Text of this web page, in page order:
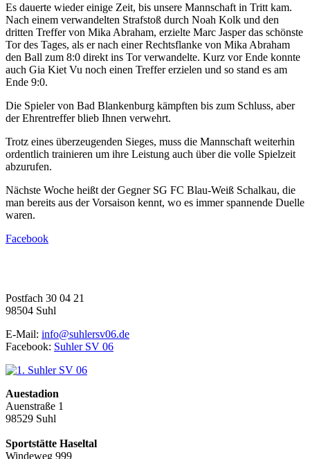
Es dauerte wieder einige Zeit, bis unsere Mannschaft in Tritt kam.
Nach einem verwandelten Strafstoß durch Noah Kolk und den
dritten Treffer von Mika Abraham, erzielte Marc Jasper das schönste
Tor des Tages, als er nach einer Rechtsflanke von Mika Abraham
den Ball zum 8:0 direkt ins Tor verwandelte. Kurz vor Ende konnte
auch Gia Kiet Vu noch einen Treffer erzielen und so stand es am
Ende 9:0.
Die Spieler von Bad Blankenburg kämpften bis zum Schluss, aber
der Ehrentreffer blieb Ihnen verwehrt.
Trotz eines überzeugenden Sieges, muss die Mannschaft weiterhin
ordentlich trainieren um ihre Leistung auch über die volle Spielzeit
abzurufen.
Nächste Woche heißt der Gegner SG FC Blau-Weiß Schalkau, die
man bereits aus der Vorsaison kennt, wo es immer spannende Duelle
waren.
Facebook
Postfach 30 04 21
98504 Suhl
E-Mail: info@suhlersv06.de
Facebook: Suhler SV 06
Auestadion
Auenstraße 1
98529 Suhl
Sportstätte Haseltal
Windeweg 999